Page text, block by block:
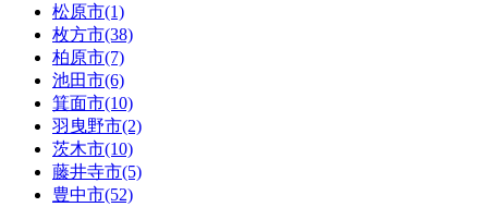
松原市(1)
枚方市(38)
柏原市(7)
池田市(6)
箕面市(10)
羽曳野市(2)
茨木市(10)
藤井寺市(5)
豊中市(52)